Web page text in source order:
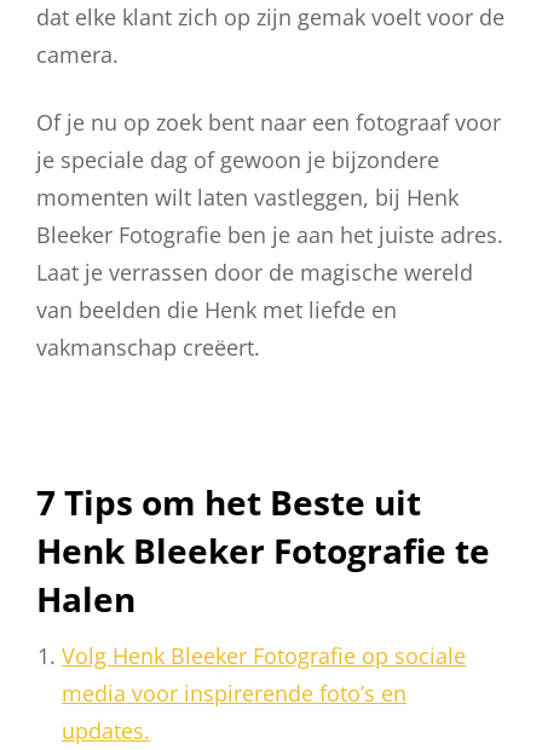
dat elke klant zich op zijn gemak voelt voor de
camera.
Of je nu op zoek bent naar een fotograaf voor
je speciale dag of gewoon je bijzondere
momenten wilt laten vastleggen, bij Henk
Bleeker Fotografie ben je aan het juiste adres.
Laat je verrassen door de magische wereld
van beelden die Henk met liefde en
vakmanschap creëert.
7 Tips om het Beste uit
Henk Bleeker Fotografie te
Halen
Volg Henk Bleeker Fotografie op sociale
media voor inspirerende foto’s en
updates.